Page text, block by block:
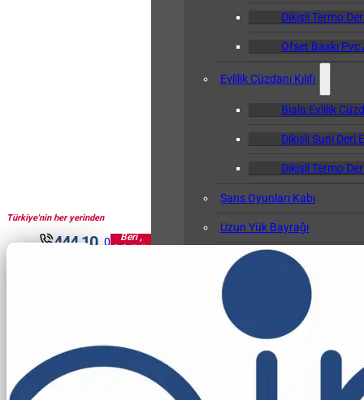
Türkiye'nin her yerinden
444 10 0
Beri ,
Sektörün
Dikişli Termo
Ofset Baskı Pvc
Evlilik Cüzdanı Kılıfı
Biala Evlilik
Dikişli Suni Deri
Dikişli Termo
Şans Oyunları Kabı
Uzun Yük Bayrağı
Klasör
Okul Albümü
Öğretmen Not Defteri Kabı
Biala
Gemi Bağlama Kütüğü Kabı